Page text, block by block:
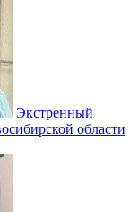
Экстренный
области